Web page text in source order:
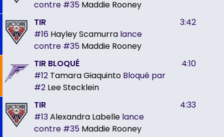
contre #35 Maddie Rooney
TIR
#16 Hayley Scamurra lance
contre #35 Maddie Rooney
3:42
TIR BLOQUÉ
#12 Tamara Giaquinto Bloqué par
#2 Lee Stecklein
4:10
TIR
#13Alexandra Labelle lance
contre #35 Maddie Rooney
4:33